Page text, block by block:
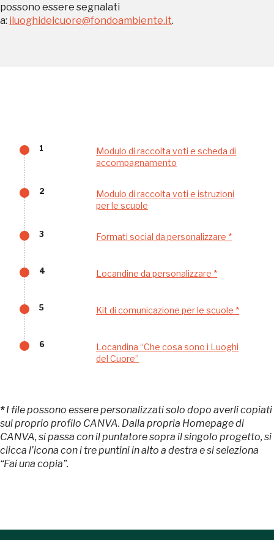
possono essere segnalati
a: iluoghidelcuore@fondoambiente.it.
1
Modulo di raccolta voti e scheda di
accompagnamento
2
Modulo di raccolta voti e istruzioni
per le scuole
3 Formati social da personalizzare *
4 Locandine da personalizzare *
5 Kit di comunicazione per le scuole *
6
Locandina “Che cosa sono i Luoghi
del Cuore”
*I file possono essere personalizzati solo dopo averli copiati
sul proprio profilo CANVA. Dalla propria Homepage di
CANVA, si passa con il puntatore sopra il singolo progetto, si
clicca l’icona con i tre puntini in alto a destra e si seleziona
“Fai una copia”.
Accedi alle informazioni per te più interessanti,
Regalati 365 giorni di arte e cultura nell'Italia
ISCRIVITI AL FAI
Scopri tutte le opportunità riservate agli iscritti
Ingresso gratuito
Gratis
Napoli
Palazzo Strozzi
Gallerie
Milano